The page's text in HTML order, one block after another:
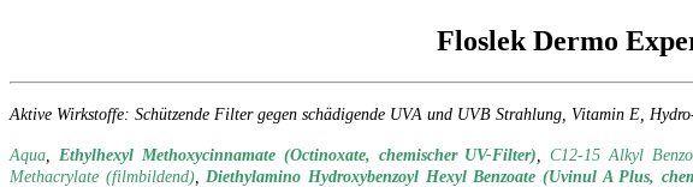
Floslek Dermo
Aktive Wirkstoffe: Schützende Filter gegen schädigende UVA und UVB Strahlung, Vitamin E,
Aqua Ethylhexyl Methoxycinnamate (Octinoxate, chemischer UV-Filter) ,C12-15 Alkyl
Methacrylate (filmbildend), Diethylamino Hydroxybenzoyl Hexyl Benzoate (Uvinul A Plus,